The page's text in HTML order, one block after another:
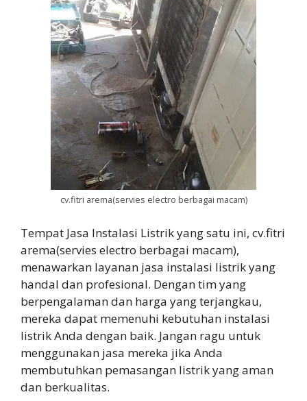
cv.fitri arema(servies electro berbagai macam)
Tempat Jasa Instalasi Listrik yang satu ini, cv.fitri
arema(servies electro berbagai macam),
menawarkan layanan jasa instalasi listrik yang
handal dan profesional. Dengan tim yang
berpengalaman dan harga yang terjangkau,
mereka dapat memenuhi kebutuhan instalasi
listrik Anda dengan baik. Jangan ragu untuk
menggunakan jasa mereka jika Anda
membutuhkan pemasangan listrik yang aman
dan berkualitas.